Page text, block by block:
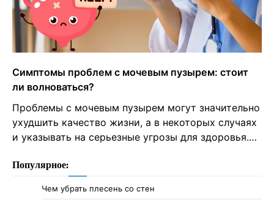
Симптомы проблем с мочевым пузырем: стоит
ли волноваться?
Проблемы с мочевым пузырем могут значительно
ухудшить качество жизни, а в некоторых случаях
и указывать на серьезные угрозы для здоровья.…
Популярное:
Чем убрать плесень со стен